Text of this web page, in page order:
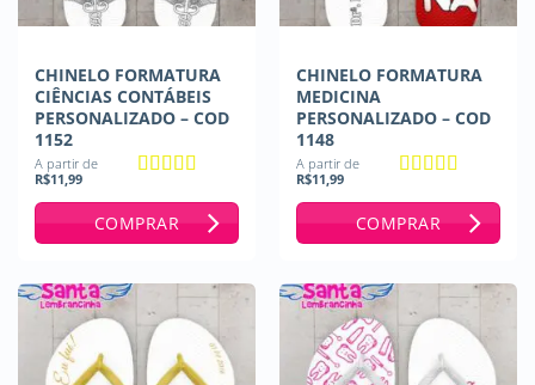
CHINELO FORMATURA
CIÊNCIAS CONTÁBEIS
PERSONALIZADO – COD
1152
A partir de
R$11,99
COMPRAR
CHINELO FORMATURA
MEDICINA
PERSONALIZADO – COD
1148
A partir de
R$11,99
COMPRAR